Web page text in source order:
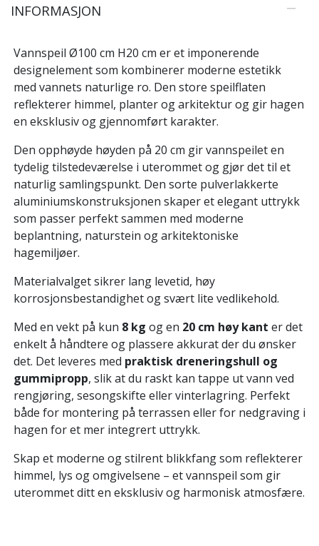
INFORMASJON
Vannspeil Ø100 cm H20 cm er et imponerende
designelement som kombinerer moderne estetikk
med vannets naturlige ro. Den store speilflaten
reflekterer himmel, planter og arkitektur og gir hagen
en eksklusiv og gjennomført karakter.
Den opphøyde høyden på 20 cm gir vannspeilet en
tydelig tilstedeværelse i uterommet og gjør det til et
naturlig samlingspunkt. Den sorte pulverlakkerte
aluminiumskonstruksjonen skaper et elegant uttrykk
som passer perfekt sammen med moderne
beplantning, naturstein og arkitektoniske
hagemiljøer.
Materialvalget sikrer lang levetid, høy
korrosjonsbestandighet og svært lite vedlikehold.
Med en vekt på kun 8 kg og en 20 cm høy kant er det
enkelt å håndtere og plassere akkurat der du ønsker
det. Det leveres med praktisk dreneringshull og
gummipropp, slik at du raskt kan tappe ut vann ved
rengjøring, sesongskifte eller vinterlagring. Perfekt
både for montering på terrassen eller for nedgraving i
hagen for et mer integrert uttrykk.
Skap et moderne og stilrent blikkfang som reflekterer
himmel, lys og omgivelsene – et vannspeil som gir
uterommet ditt en eksklusiv og harmonisk atmosfære.